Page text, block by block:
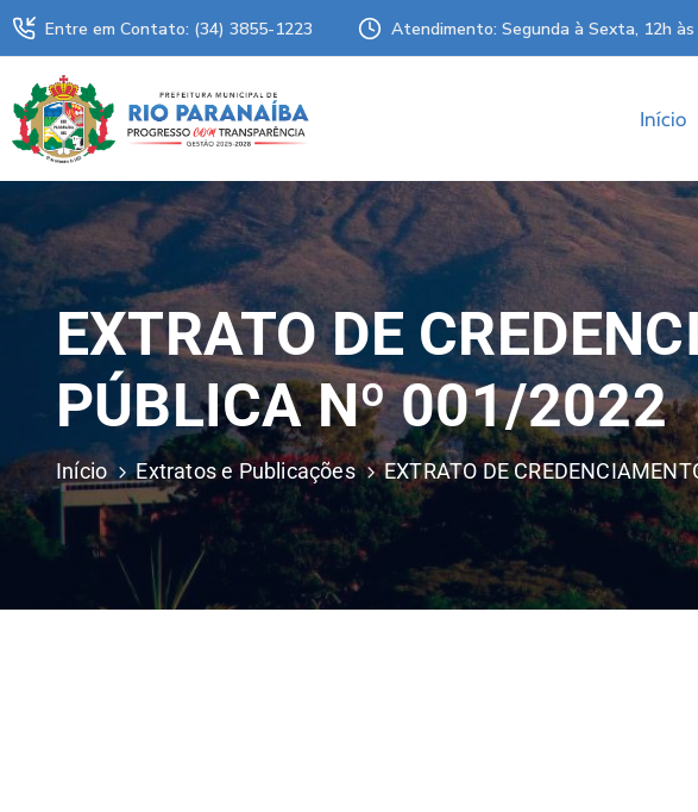
Entre em Contato: (34) 3855-1223 Atendimento: Segunda à Sexta, 12h às
Início
EXTRATO DE
PÚBLICA Nº 001/2022
Início Extratos e Publicações EXTRATO DE